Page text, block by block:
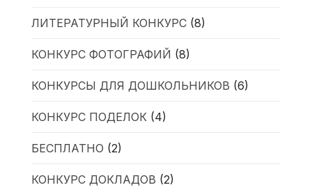
ЛИТЕРАТУРНЫЙ КОНКУРС(8)
КОНКУРС ФОТОГРАФИЙ (8)
КОНКУРСЫ ДЛЯ ДОШКОЛЬНИКОВ (6)
КОНКУРС ПОДЕЛОК(4)
БЕСПЛАТНО (2)
КОНКУРС ДОКЛАДОВ (2)